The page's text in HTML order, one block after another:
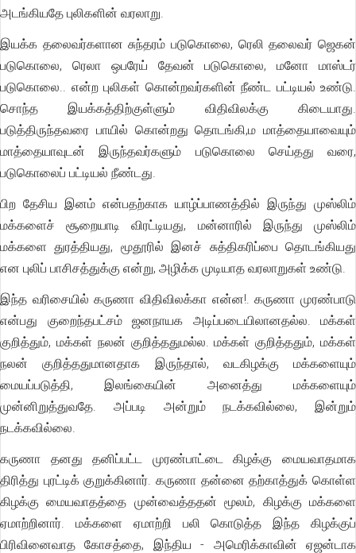
அடங்கியதே புலிகளின் வரலாறு.
இயக்க தலைவர்களான சுந்தரம் படுகொலை, ரெலி தலைவர் ஜெகன்
படுகொலை, ரெலா ஒபரேய் தேவன் படுகொலை, மனோ மாஸ்டர்
படுகொலை.. என்ற புலிகள் கொன்றவர்களின் நீண்ட பட்டியல் உண்டு.
சொந்த இயக்கத்திற்குள்ளும் விதிவிலக்கு கிடையாது.
படுத்திருந்தவரை பாயில் கொன்றது தொடங்கி,ம மாத்தையாவையும்
மாத்தையாவுடன் இருந்தவர்களும் படுகொலை செய்தது வரை,
படுகொலைப் பட்டியல் நீண்டது.
பிற தேசிய இனம் என்பதற்காக யாழ்ப்பாணத்தில் இருந்து முஸ்லிம்
மக்களைச் சூறையாடி விரட்டியது, மன்னாரில் இருந்து முஸ்லிம்
மக்களை துரத்தியது, மூதூரில் இனச் சுத்திகரிப்பை தொடங்கியது
என புலிப் பாசிசத்துக்கு என்று, அழிக்க முடியாத வரலாறுகள் உண்டு.
இந்த வரிசையில் கருணா விதிவிலக்கா என்ன!. கருணா முரண்பாடு
என்பது குறைந்தபட்சம் ஜனநாயக அடிப்படையிலானதல்ல. மக்கள்
குறித்தும், மக்கள் நலன் குறித்ததுமல்ல. மக்கள் குறித்ததும், மக்கள்
நலன் குறித்ததுமானதாக இருந்தால், வடகிழக்கு மக்களையும்
மையப்படுத்தி, இலங்கையின் அனைத்து மக்களையும்
முன்னிறுத்துவதே. அப்படி அன்றும் நடக்கவில்லை, இன்றும்
நடக்கவில்லை.
கருணா தனது தனிப்பட்ட முரண்பாட்டை கிழக்கு மையவாதமாக
திரித்து புரட்டிக் குறுக்கினார். கருணா தன்னை தற்காத்துக் கொள்ள
கிழக்கு மையவாதத்தை முன்வைத்ததன் மூலம், கிழக்கு மக்களை
ஏமாற்றினார். மக்களை ஏமாற்றி பலி கொடுத்த இந்த கிழக்குப்
பிரிவினைவாத கோசத்தை, இந்திய - அமெரிக்காவின் ஏஜன்டாக